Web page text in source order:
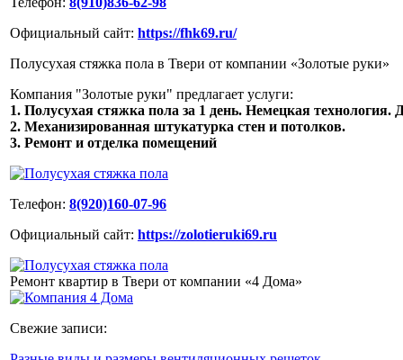
Официальный сайт: https://fhk69.ru/
Полусухая стяжка пола в Твери от компании «Золотые руки»
Компания "Золотые руки" предлагает услуги:
1. Полусухая стяжка пола за 1 день. Немецкая технология.
2. Механизированная штукатурка стен и потолков.
3. Ремонт и отделка помещений
Телефон: 8(920)160-07-96
Официальный сайт: https://zolotieruki69.ru
Ремонт квартир в Твери от компании «4 Дома»
Свежие записи: